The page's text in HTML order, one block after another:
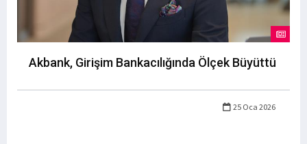
Akbank, Girişim Bankacılığında Ölçek Büyüttü
25 Oca 2026